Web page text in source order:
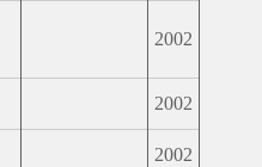
2002
2002
2002